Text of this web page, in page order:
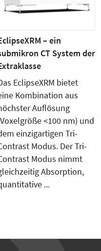
– ein
CT System der
EclipseXRM bietet
Kombination aus
Auflösung
<100 nm) und
einzigartigen Tri-
Modus. Der Tri-
Modus nimmt
Absorption,
...